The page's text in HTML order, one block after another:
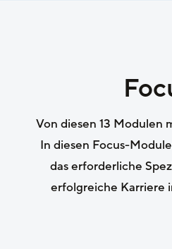
Von diesen 13 Modulen
In diesen Focus-
das erforderliche
erfolgreiche Karriere